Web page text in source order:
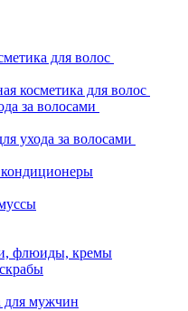
для волос
косметика для волос
за волосами
ухода за волосами
флюиды, кремы
для мужчин